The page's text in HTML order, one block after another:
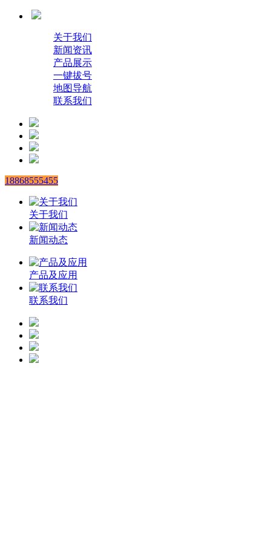
关于我们
新闻资讯
产品展示
一键拔号
地图导航
联系我们
18868555455
关于我们
新闻动态
产品及应用
联系我们